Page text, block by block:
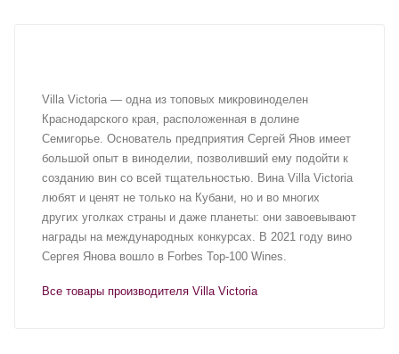
Villa Victoria — одна из топовых микровиноделен
Краснодарского края, расположенная в долине
Семигорье. Основатель предприятия Сергей Янов имеет
большой опыт в виноделии, позволивший ему подойти к
созданию вин со всей тщательностью. Вина Villa Victoria
любят и ценят не только на Кубани, но и во многих
других уголках страны и даже планеты: они завоевывают
награды на международных конкурсах. В 2021 году вино
Сергея Янова вошло в Forbes Top-100 Wines.
Все товары производителя Villa Victoria